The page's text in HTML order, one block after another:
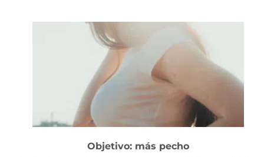
Objetivo: más pecho